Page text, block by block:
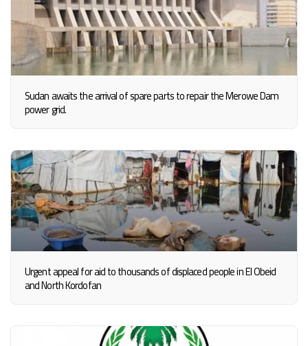
Sudan awaits the arrival of spare parts to repair the Merowe Dam
power grid.
Urgent appeal for aid to thousands of displaced people in El Obeid
and North Kordofan